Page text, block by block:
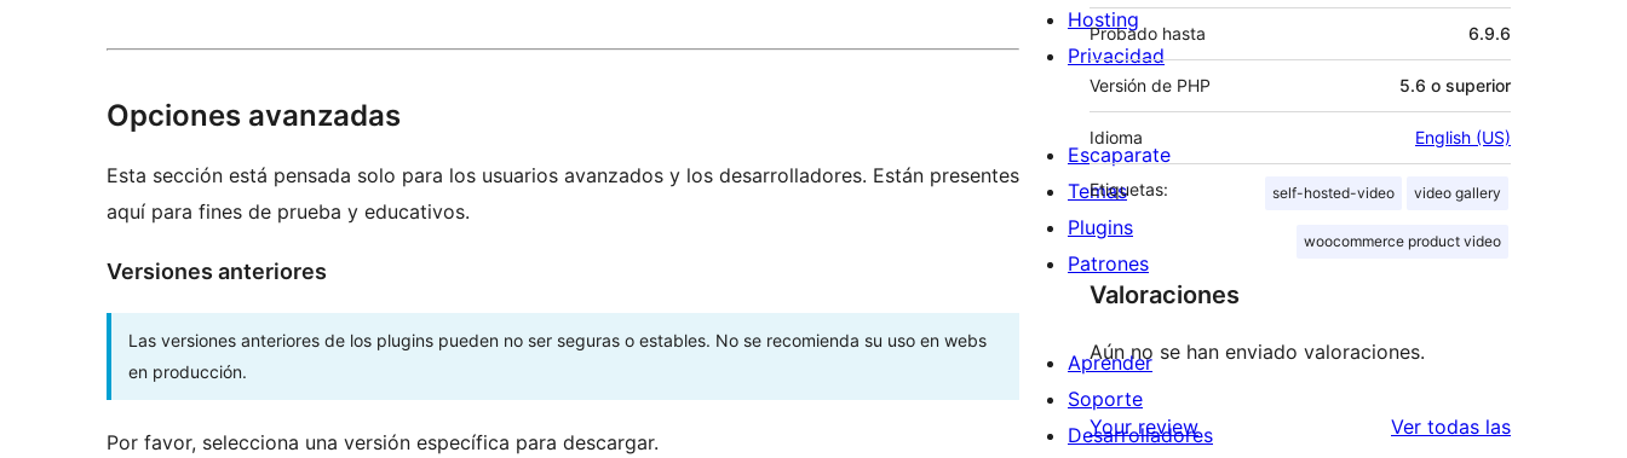
Opciones avanzadas
Esta sección está pensada solo para los usuarios avanzados y los desarrolladores. Están presentes
aquí para fines de prueba y educativos.
Versiones anteriores
Las versiones anteriores de los plugins pueden no ser seguras o estables. No se recomienda su uso en webs
en producción.
Por favor, selecciona una versión específica para descargar.
Probado hasta 6.9.6
Versión de PHP 5.6 o superior
Idioma English (US)
Etiquetas: self-hosted-video video gallery
woocommerce product video
Valoraciones
Aún no se han enviado valoraciones.
Your review Ver todas lasvaloraciones
Hosting
Privacidad
Escaparate
Temas
Plugins
Patrones
Aprender
Soporte
Desarrolladores